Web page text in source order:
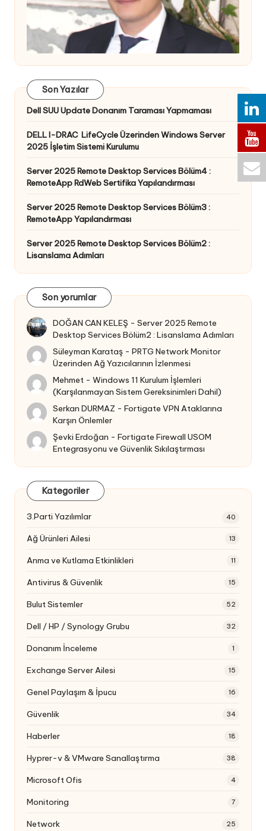
Son Yazılar
Dell SUU Update Donanım Taraması Yapmaması
DELL I-DRAC LifeCycle Üzerinden Windows Server
2025 İşletim Sistemi Kurulumu
Server 2025 Remote Desktop Services Bölüm4 :
RemoteApp RdWeb Sertifika Yapılandırması
Server 2025 Remote Desktop Services Bölüm3 :
RemoteApp Yapılandırması
Server 2025 Remote Desktop Services Bölüm2 :
Lisanslama Adımları
Son yorumlar
DOĞAN CAN KELEŞ -Server 2025 Remote
Desktop Services Bölüm2 : Lisanslama Adımları
Süleyman Karataş -PRTG Network Monitor
Üzerinden Ağ Yazıcılarının İzlenmesi
Mehmet -Windows 11 Kurulum İşlemleri
(Karşılanmayan Sistem Gereksinimleri Dahil)
Serkan DURMAZ -Fortigate VPN Ataklarına
Karşın Önlemler
Şevki Erdoğan -Fortigate Firewall USOM
Entegrasyonu ve Güvenlik Sıkılaştırması
Kategoriler
3.Parti Yazılımlar 40
Ağ Ürünleri Ailesi 13
Anma ve Kutlama Etkinlikleri 11
Antivirus & Güvenlik 15
Bulut Sistemler 52
Dell / HP / Synology Grubu 32
Donanım İnceleme 1
Exchange Server Ailesi 15
Genel Paylaşım & İpucu 16
Güvenlik 34
Haberler 18
Hyprer-v & VMware Sanallaştırma 38
Microsoft Ofis 4
Monitoring 7
Network 25